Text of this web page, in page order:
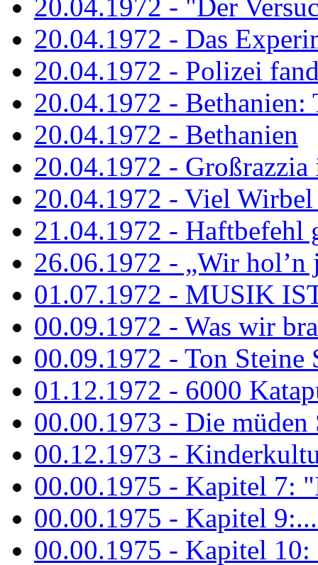
20.04.1972 - "Der
20.04.1972 - Das
20.04.1972 - Polizei
20.04.1972 - Bethanien:
20.04.1972 - Bethanien
20.04.1972 - Großrazzia
20.04.1972 - Viel
21.04.1972 - Haftbefehl
26.06.1972 - „Wir hol’n
01.07.1972 - MUSIK
00.09.1972 - Was wir
00.09.1972 - Ton Steine
01.12.1972 - 6000
00.00.1973 - Die müden
00.12.1973 -
00.00.1975 - Kapitel 7:
00.00.1975 - Kapitel
00.00.1975 - Kapitel